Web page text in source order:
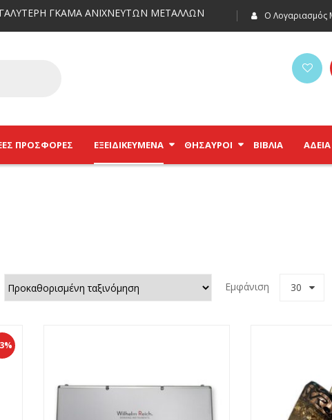
Ο Λογαριασμός
ΑΝΙΧΝΕΥΤΩΝ ΜΕΤΑΛΛΩΝ
ΠΡΟΣΦΟΡΕΣ ΕΞΕΙΔΙΚΕΥΜΈΝΑ ΘΗΣΑΥΡΟΊ ΒΙΒΛΊΑ
Εμφάνιση 30